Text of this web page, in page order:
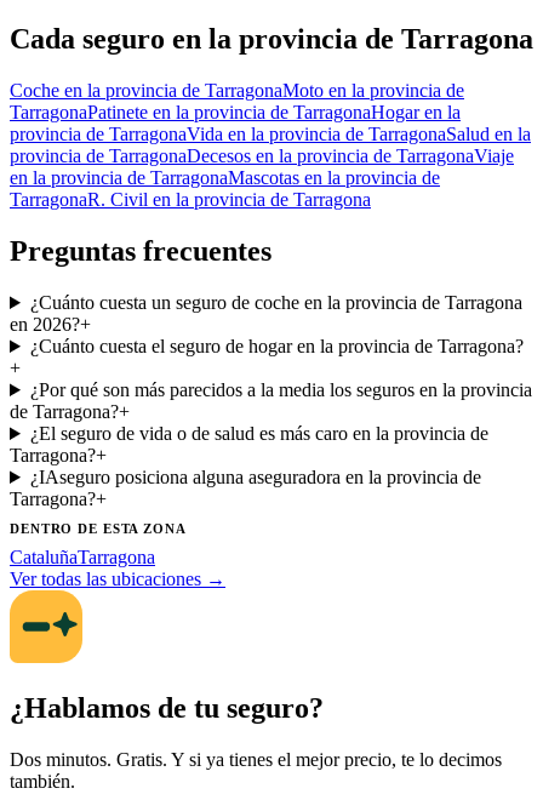
Cada seguro en la provincia de Tarragona
Coche en la provincia de TarragonaMoto en la provincia de
TarragonaPatinete en la provincia de TarragonaHogar en la
provincia de TarragonaVida en la provincia de TarragonaSalud en la
provincia de TarragonaDecesos en la provincia de TarragonaViaje
en la provincia de TarragonaMascotas en la provincia de
TarragonaR. Civil en la provincia de Tarragona
Preguntas frecuentes
¿Cuánto cuesta un seguro de coche en la provincia de Tarragona
en 2026?+
¿Cuánto cuesta el seguro de hogar en la provincia de Tarragona?
+
¿Por qué son más parecidos a la media los seguros en la provincia
de Tarragona?+
¿El seguro de vida o de salud es más caro en la provincia de
Tarragona?+
¿IAseguro posiciona alguna aseguradora en la provincia de
Tarragona?+
DENTRO DE ESTA ZONA
CataluñaTarragona
Ver todas las ubicaciones →
¿Hablamos de tu seguro?
Dos minutos. Gratis. Y si ya tienes el mejor precio, te lo decimos
también.